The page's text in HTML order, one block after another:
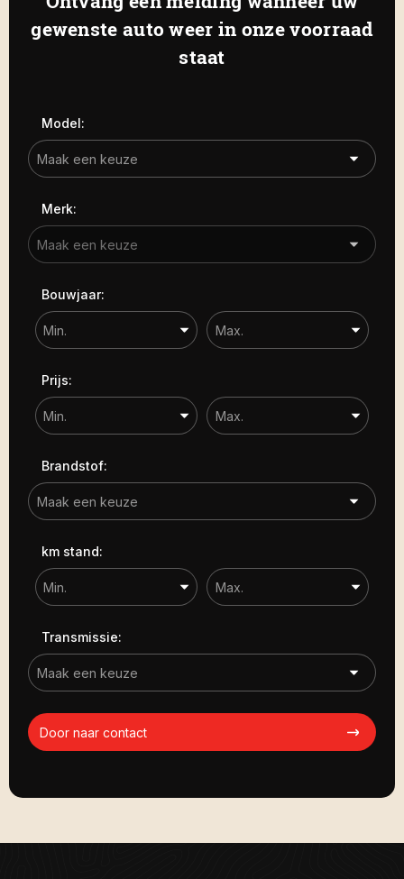
Haamstede
De Roterij 5 4328 BB Burgh-
Haamstede
Carrosserie
-
-
Bouwjaar
Sorteren op
gewenste auto weer in onze voorraad
staat
Model:
Merk:
Bouwjaar:
Prijs:
Brandstof:
km stand:
Transmissie:
Door naar contact